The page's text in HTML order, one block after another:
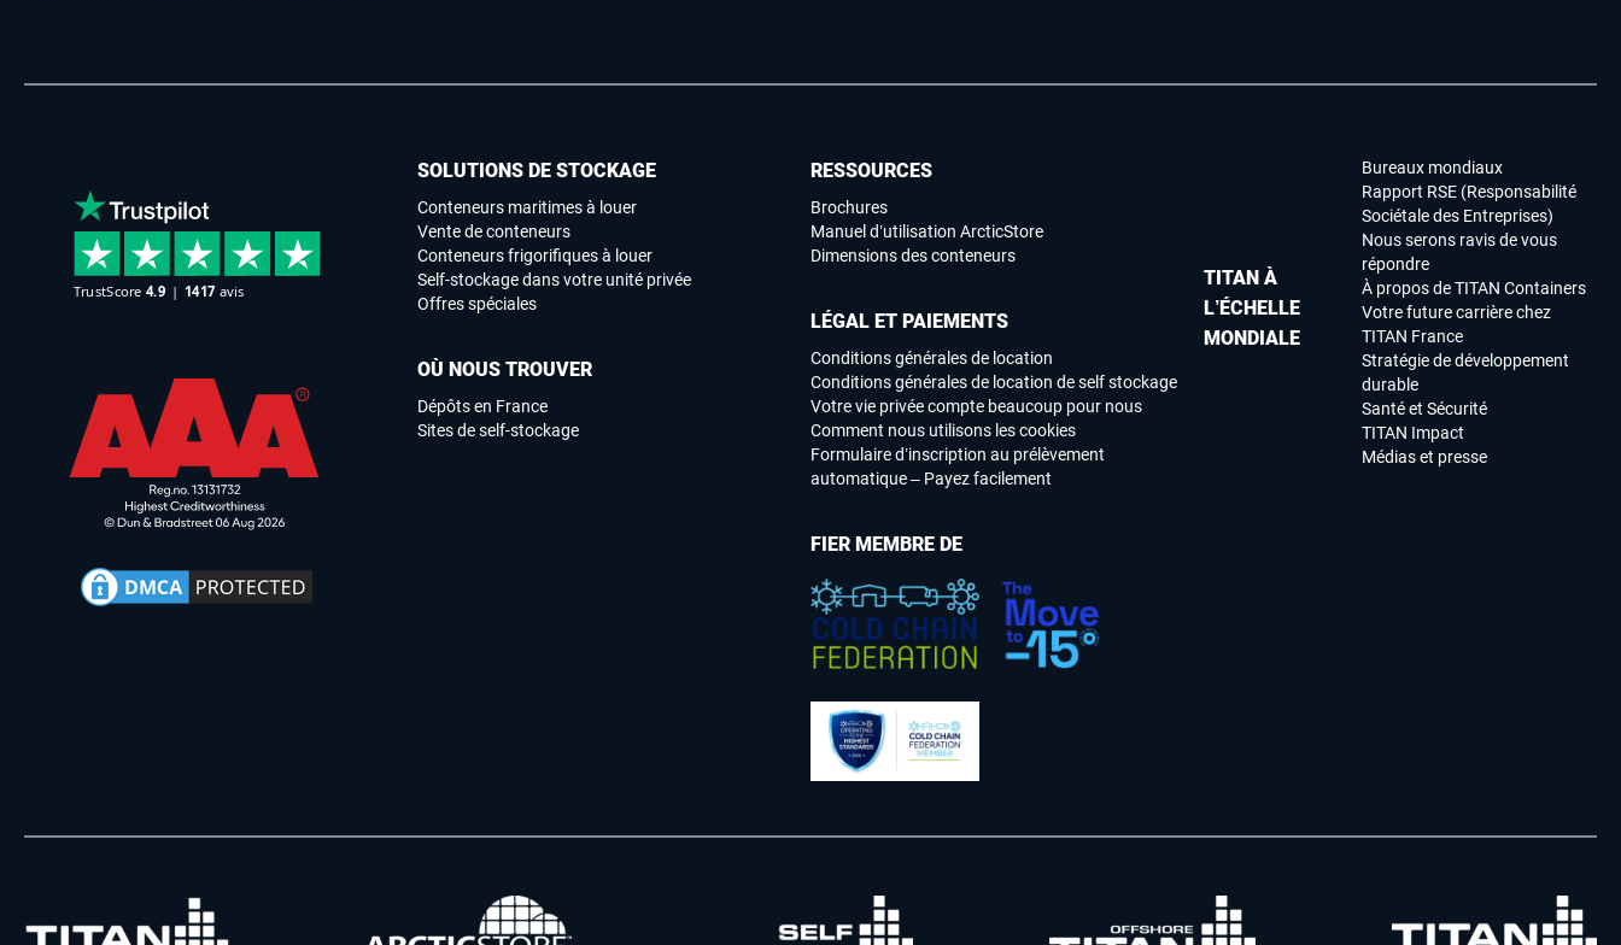
SOLUTIONS DE STOCKAGE
Conteneurs maritimes à louer
Vente de conteneurs
Conteneurs frigorifiques à louer
Self-stockage dans votre unité privée
Offres spéciales
OÙ NOUS TROUVER
Dépôts en France
Sites de self-stockage
TITAN À
L’ÉCHELLE
MONDIALE
Bureaux mondiaux
Rapport RSE (Responsabilité
Sociétale des Entreprises)
Nous serons ravis de vous
répondre
À propos de TITAN Containers
Votre future carrière chez
TITAN France
Stratégie de développement
durable
Santé et Sécurité
TITAN Impact
Médias et presse
RESSOURCES
Brochures
Manuel d’utilisation ArcticStore
Dimensions des conteneurs
LÉGAL ET PAIEMENTS
Conditions générales de location
Conditions générales de location de self stockage
Votre vie privée compte beaucoup pour nous
Comment nous utilisons les cookies
Formulaire d’inscription au prélèvement
automatique – Payez facilement
FIER MEMBRE DE